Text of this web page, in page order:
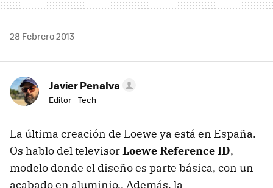
28 Febrero 2013
Javier Penalva
Editor - Tech
La última creación de Loewe ya está en España.
Os hablo del televisorLoewe Reference ID,
modelo donde el diseño es parte básica, con un
acabado en aluminio.. Además, la